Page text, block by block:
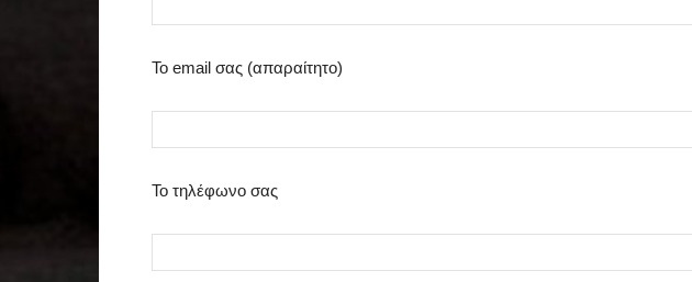
Το email σας (απαραίτητο)
Το τηλέφωνο σας